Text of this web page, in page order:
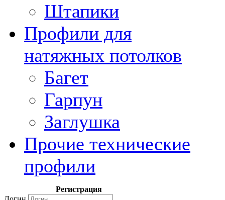
Штапики
Профили для
натяжных потолков
Багет
Гарпун
Заглушка
Прочие технические
профили
Регистрация